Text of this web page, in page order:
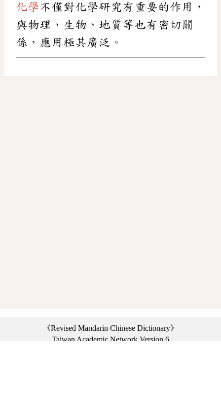
化學不僅對化學研究有重要的作用，
與物理、生物、地質等也有密切關
係，應用極其廣泛。
《Revised Mandarin Chinese Dictionary》
Taiwan Academic Network Version 6